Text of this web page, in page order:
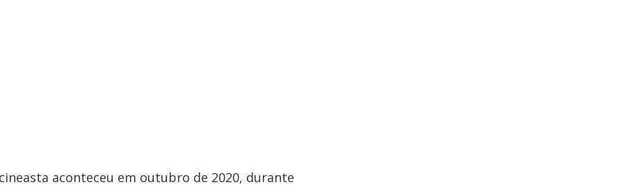
aconteceu em outubro de 2020, durante